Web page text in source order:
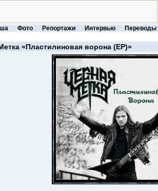
Фото Репортажи Интервью Переводы
«Пластилиновая ворона (EP)»